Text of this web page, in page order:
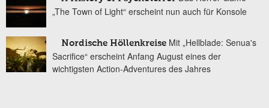
„The Town of Light“ erscheint nun auch für Konsole
Nordische Höllenkreise Mit „Hellblade: Senua's
Sacrifice“ erscheint Anfang August eines der
wichtigsten Action-Adventures des Jahres